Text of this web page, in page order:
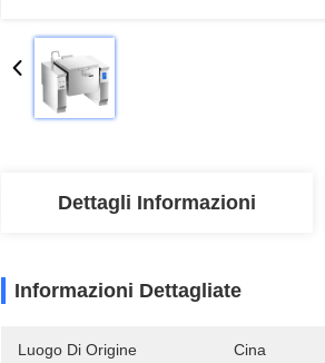
Dettagli Informazioni
Informazioni Dettagliate
Luogo Di Origine Cina